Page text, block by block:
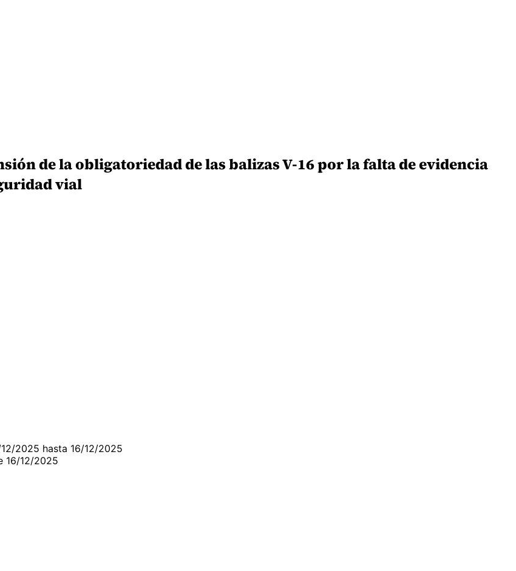
de la obligatoriedad de las balizas V-16 por la falta de evidencia
vial
2025 hasta 16/12/2025
16/12/2025